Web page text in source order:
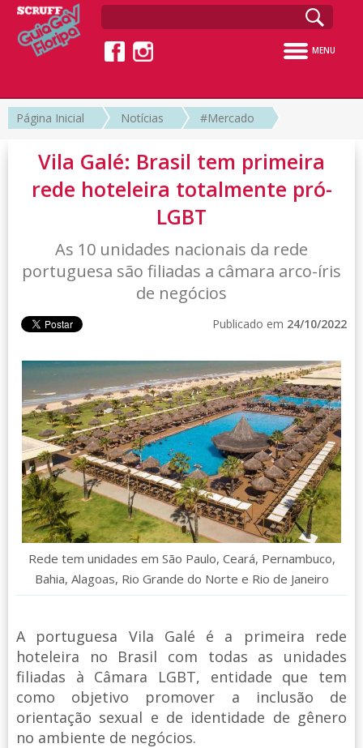
MENU
Página Inicial Notícias #Mercado
Vila Galé: Brasil tem primeira
rede hoteleira totalmente pró-
LGBT
As 10 unidades nacionais da rede
portuguesa são filiadas a câmara arco-íris
de negócios
Publicado em 24/10/2022
Rede tem unidades em São Paulo, Ceará, Pernambuco,
Bahia, Alagoas, Rio Grande do Norte e Rio de Janeiro
A portuguesa Vila Galé é a primeira rede
hoteleira no Brasil com todas as unidades
filiadas à Câmara LGBT, entidade que tem
como objetivo promover a inclusão de
orientação sexual e de identidade de gênero
no ambiente de negócios.